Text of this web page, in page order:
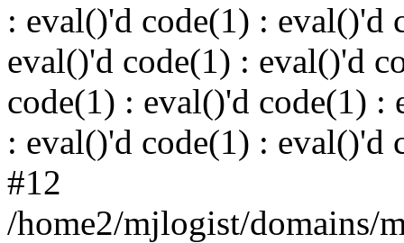
: eval()'d code(1) : eval()'d
eval()'d code(1) : eval()'d
code(1) : eval()'d code(1) :
: eval()'d code(1) : eval()'d
#12
/home2/mjlogist/domains/